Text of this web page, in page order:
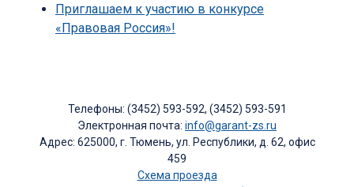
Приглашаем к участию в конкурсе
«Правовая Россия»!
Телефоны: (3452) 593-592, (3452) 593-591
Электронная почта: info@garant-zs.ru
Адрес: 625000, г. Тюмень, ул. Республики, д. 62, офис
459
Схема проезда